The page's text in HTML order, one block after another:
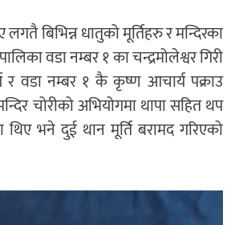
लगतै बिभिन्न धातुको मूर्तिहरु र मन्दिरका
वडा नम्बर १ का चन्द्रमोलेश्वर गिरी
र वडा नम्बर १ कै कृष्ण आचार्य पक्राउ
चोरीको अभियोगमा थापा सहित थप
थिए भने दुई थान मूर्ति बरामद गरिएको